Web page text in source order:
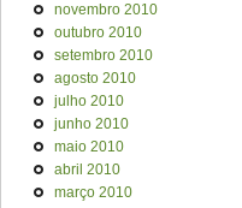
novembro 2010
outubro 2010
setembro 2010
agosto 2010
julho 2010
junho 2010
maio 2010
abril 2010
março 2010